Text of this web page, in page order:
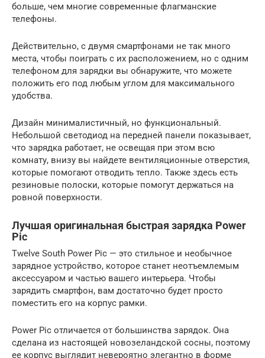
больше, чем многие современные флагманские
телефоны.
Действительно, с двумя смартфонами не так много
места, чтобы поиграть с их расположением, но с одним
телефоном для зарядки вы обнаружите, что можете
положить его под любым углом для максимального
удобства.
Дизайн минималистичный, но функциональный.
Небольшой светодиод на передней панели показывает,
что зарядка работает, не освещая при этом всю
комнату, внизу вы найдете вентиляционные отверстия,
которые помогают отводить тепло. Также здесь есть
резиновые полоски, которые помогут держаться на
ровной поверхности.
Лучшая оригинальная быстрая зарядка Power
Pic
Twelve South Power Pic — это стильное и необычное
зарядное устройство, которое станет неотъемлемым
аксессуаром и частью вашего интерьера. Чтобы
зарядить смартфон, вам достаточно будет просто
поместить его на корпус рамки.
Power Pic отличается от большинства зарядок. Она
сделана из настоящей новозеландской сосны, поэтому
ее корпус выглядит невероятно элегантно в форме